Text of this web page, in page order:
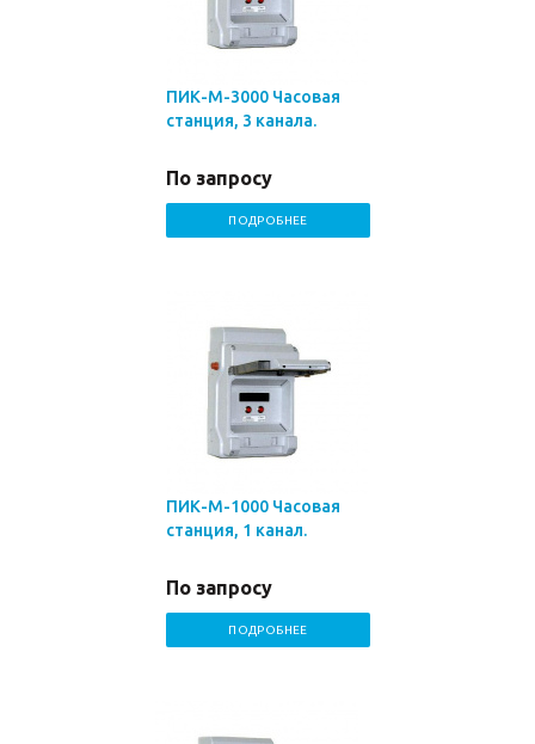
ПИК-М-3000 Часовая
станция, 3 канала.
По запросу
ПОДРОБНЕЕ
ПИК-М-1000 Часовая
станция, 1 канал.
По запросу
ПОДРОБНЕЕ